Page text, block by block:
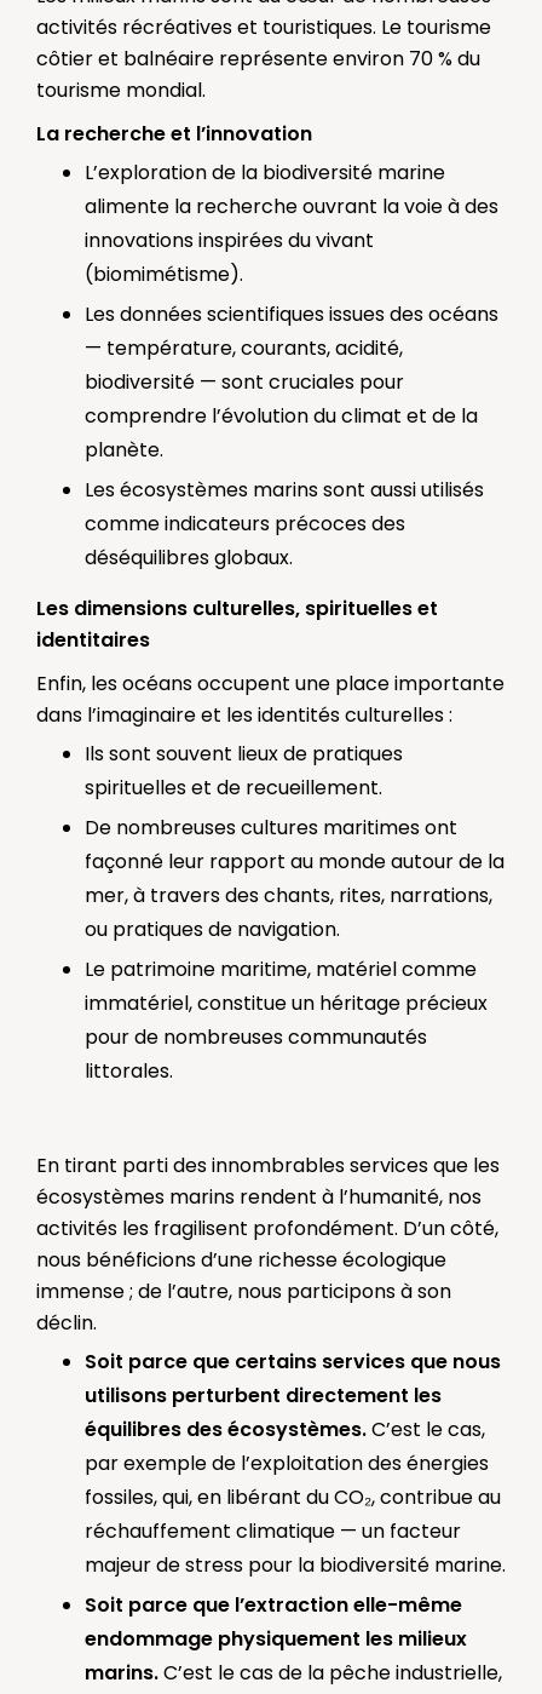
activités récréatives et touristiques. Le tourisme
côtier et balnéaire représente environ 70 % du
tourisme mondial.
La recherche et l’innovation
L’exploration de la biodiversité marine
alimente la recherche ouvrant la voie à des
innovations inspirées du vivant
(biomimétisme).
Les données scientifiques issues des océans
— température, courants, acidité,
biodiversité — sont cruciales pour
comprendre l’évolution du climat et de la
planète.
Les écosystèmes marins sont aussi utilisés
comme indicateurs précoces des
déséquilibres globaux.
Les dimensions culturelles, spirituelles et
identitaires
Enfin, les océans occupent une place importante
dans l’imaginaire et les identités culturelles :
Ils sont souvent lieux de pratiques
spirituelles et de recueillement.
De nombreuses cultures maritimes ont
façonné leur rapport au monde autour de la
mer, à travers des chants, rites, narrations,
ou pratiques de navigation.
Le patrimoine maritime, matériel comme
immatériel, constitue un héritage précieux
pour de nombreuses communautés
littorales.
En tirant parti des innombrables services que les
écosystèmes marins rendent à l’humanité, nos
activités les fragilisent profondément. D’un côté,
nous bénéficions d’une richesse écologique
immense ; de l’autre, nous participons à son
déclin.
Soit parce que certains services que nous
utilisons perturbent directement les
équilibres des écosystèmes.C’est le cas,
par exemple de l’exploitation des énergies
fossiles, qui, en libérant du CO₂, contribue au
réchauffement climatique — un facteur
majeur de stress pour la biodiversité marine.
Soit parce que l’extraction elle-même
endommage physiquement les milieux
marins.C’est le cas de la pêche industrielle,